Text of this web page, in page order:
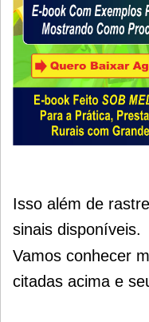
Isso além de r
sinais disponíveis.
Vamos conhecer
citadas acima e